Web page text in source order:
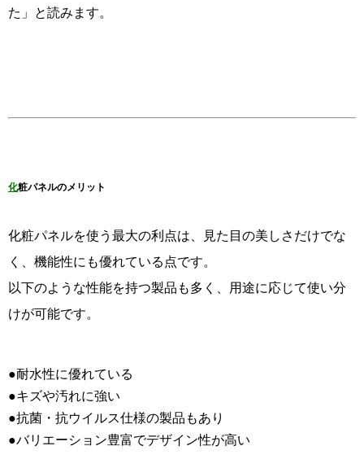
た」と読みます。
化粧パネルのメリット
化粧パネルを使う最大の利点は、見た目の美しさだけでな
く、機能性にも優れている点です。
以下のような性能を持つ製品も多く、用途に応じて使い分
けが可能です。
●耐水性に優れている
●キズや汚れに強い
●抗菌・抗ウイルス仕様の製品もあり
●バリエーション豊富でデザイン性が高い